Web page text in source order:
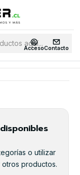
AccesoContacto
a Todo Chile · Retiro en
Equipos RICOH
o utilizar
productos.